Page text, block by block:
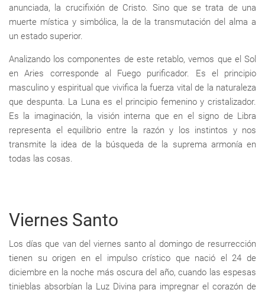
anunciada, la crucifixión de Cristo. Sino que se trata de una
muerte mística y simbólica, la de la transmutación del alma a
un estado superior.
Analizando los componentes de este retablo, vemos que el Sol
en Aries corresponde al Fuego purificador. Es el principio
masculino y espiritual que vivifica la fuerza vital de la naturaleza
que despunta. La Luna es el principio femenino y cristalizador.
Es la imaginación, la visión interna que en el signo de Libra
representa el equilibrio entre la razón y los instintos y nos
transmite la idea de la búsqueda de la suprema armonía en
todas las cosas.
Viernes Santo
Los días que van del viernes santo al domingo de resurrección
tienen su origen en el impulso crístico que nació el 24 de
diciembre en la noche más oscura del año, cuando las espesas
tinieblas absorbían la Luz Divina para impregnar el corazón de